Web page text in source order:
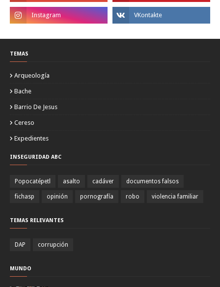
TEMAS
Arqueología
Bache
Barrio De Jesus
Cereso
Expedientes
INSEGURIDAD ABC
Popocatépetl asalto cadáver documentos falsos
fichasp opinión pornografía robo violencia familiar
TEMAS RELEVANTES
DAP corrupción
MUNDO